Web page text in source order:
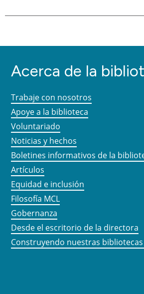
Acerca de la
Trabaje con nosotros
Apoye a la biblioteca
Voluntariado
Noticias y hechos
Boletines informativos de la
Artículos
Equidad e inclusión
Filosofía MCL
Gobernanza
Desde el escritorio de la directora
Construyendo nuestras